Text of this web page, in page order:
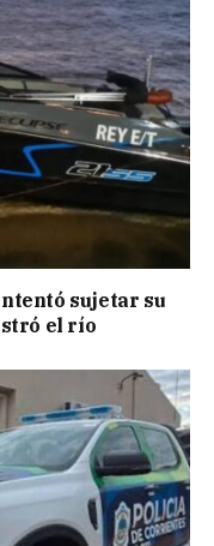
sujetar su
el río